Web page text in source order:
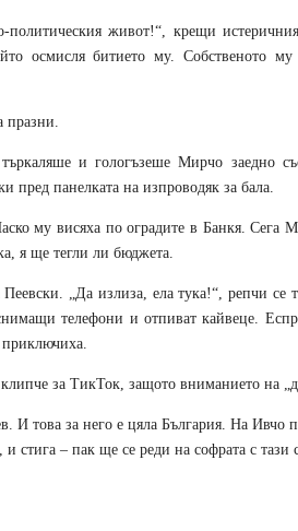
политическия живот!“, крещи
осмисля битието му. Собственото му
празни.
и гологъзеше Мирчо заедно
пред панелката на изпроводяк за бала.
му висяха по оградите в Банкя. Сега
я ще тегли ли бюджета.
„Да излиза, ела тука!“, репчи се
телефони и отпиват кайвеце.
приключиха.
за ТикТок, защото вниманието на
И това за него е цяла България. На Ивчо
стига – пак ще се реди на софрата с тази